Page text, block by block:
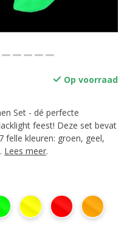
Op voorraad
Set - dé perfecte
feest! Deze set bevat
felle kleuren: groen, geel,
Lees meer.